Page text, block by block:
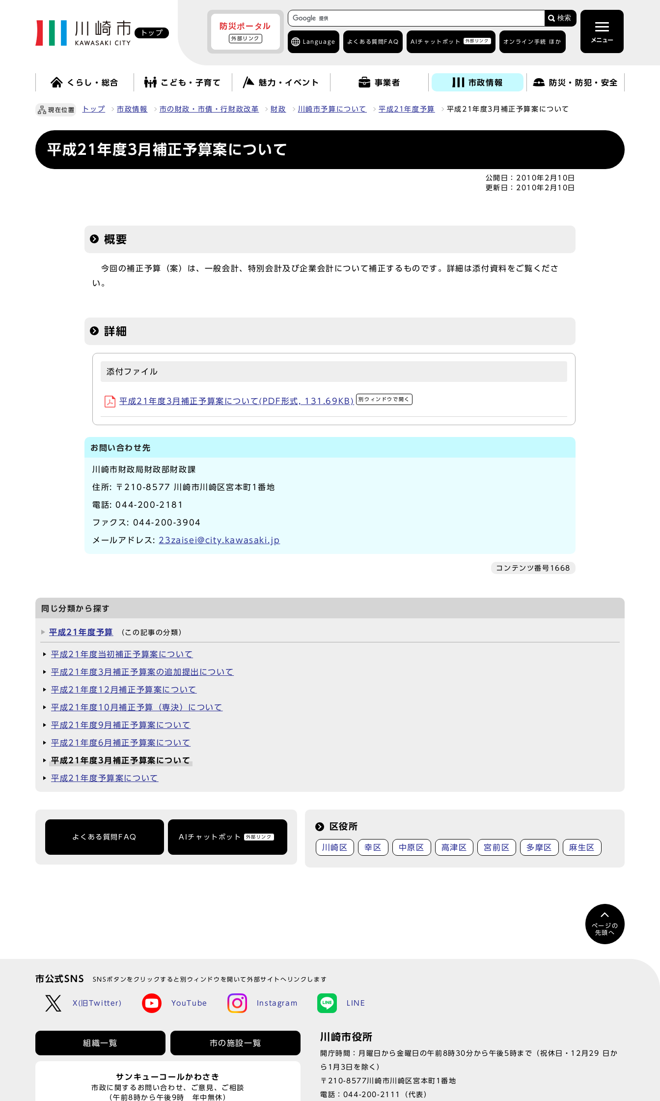
トップ
防災ポータル
外部リンク
検索
Language よくある質問 FAQ AIチャットボット 外部リンク オンライン手続 ほか メニュー
くらし・総合 こども・子育て 魅力・イベント 事業者 市政情報 防災・防犯・安全
現在位置 トップ 市政情報 市の財政・市債・行財政改革 財政 川崎市予算について 平成21年度予算 平成21年度3月補正予算案について
平成21年度3月補正予算案について
公開日： 2010年2月10日
更新日： 2010年2月10日
概要
今回の補正予算（案）は、一般会計、特別会計及び企業会計について補正するものです。詳細は添付資料をご覧くださ
い。
詳細
添付ファイル
平成21年度3月補正予算案について(PDF形式, 131.69KB) 別ウィンドウで開く
お問い合わせ先
川崎市財政局財政部財政課
住所: 〒210-8577 川崎市川崎区宮本町1番地
電話: 044-200-2181
ファクス: 044-200-3904
メールアドレス: 23zaisei@city.kawasaki.jp
コンテンツ番号1668
同じ分類から探す
平成21年度予算 （この記事の分類）
平成21年度当初補正予算案について
平成21年度3月補正予算案の追加提出について
平成21年度12月補正予算案について
平成21年度10月補正予算（専決）について
平成21年度9月補正予算案について
平成21年度6月補正予算案について
平成21年度3月補正予算案について
平成21年度予算案について
よくある質問FAQ AIチャットボット 外部リンク
区役所
川崎区 幸区 中原区 高津区 宮前区 多摩区 麻生区
ページの
先頭へ
市公式SNS SNSボタンをクリックすると別ウィンドウを開いて外部サイトへリンクします
X(旧Twitter) YouTube Instagram LINE
組織一覧 市の施設一覧
サンキューコールかわさき
市政に関するお問い合わせ、ご意見、ご相談
（午前8時から午後9時 年中無休）
川崎市役所
開庁時間：月曜日から金曜日の午前8時30分から午後5時まで（祝休日・12月29 日か
ら1月3日を除く）
〒210-8577川崎市川崎区宮本町1番地
電話： 044-200-2111 （代表）